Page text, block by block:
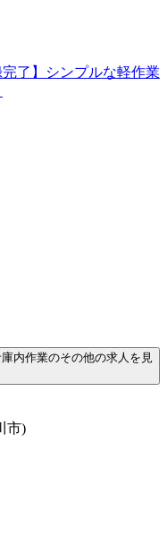
了】シンプルな軽作業
内作業のその他の求人を見
市)